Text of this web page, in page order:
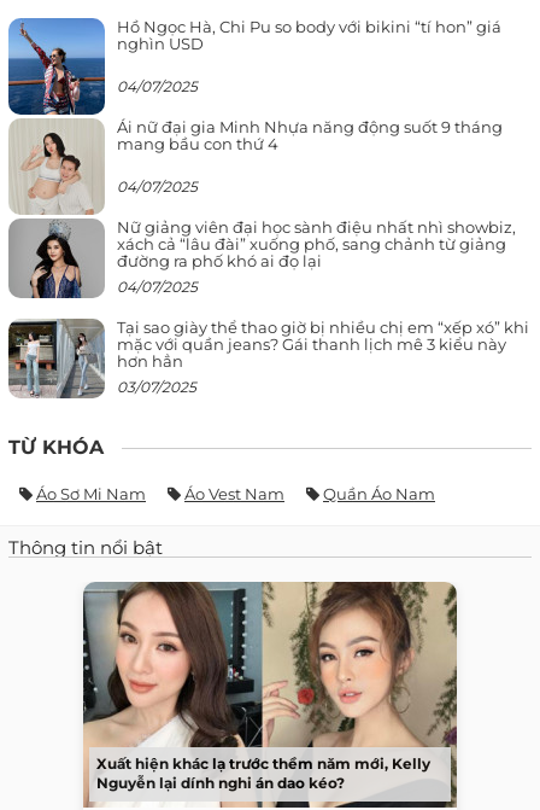
Hồ Ngọc Hà, Chi Pu so body với bikini “tí hon” giá
nghìn USD
04/07/2025
Ái nữ đại gia Minh Nhựa năng động suốt 9 tháng
mang bầu con thứ 4
04/07/2025
Nữ giảng viên đại học sành điệu nhất nhì showbiz,
xách cả “lâu đài” xuống phố, sang chảnh từ giảng
đường ra phố khó ai đọ lại
04/07/2025
Tại sao giày thể thao giờ bị nhiều chị em “xếp xó” khi
mặc với quần jeans? Gái thanh lịch mê 3 kiểu này
hơn hẳn
03/07/2025
TỪ KHÓA
Áo Sơ Mi Nam Áo Vest Nam Quần Áo Nam
Thông tin nổi bật
Xuất hiện khác lạ trước thềm năm mới, Kelly
Nguyễn lại dính nghi án dao kéo?